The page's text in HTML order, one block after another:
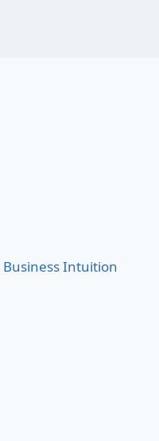
Business Intuition